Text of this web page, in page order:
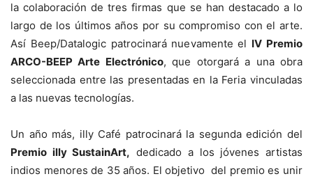
la colaboración de tres firmas que se han destacado a lo
largo de los últimos años por su compromiso con el arte.
Así Beep/Datalogic patrocinará nuevamente el IV Premio
ARCO-BEEP Arte Electrónico, que otorgará a una obra
seleccionada entre las presentadas en la Feria vinculadas
a las nuevas tecnologías.
Un año más, illy Café patrocinará la segunda edición del
Premio illy SustainArt, dedicado a los jóvenes artistas
indios menores de 35 años. El objetivo del premio es unir